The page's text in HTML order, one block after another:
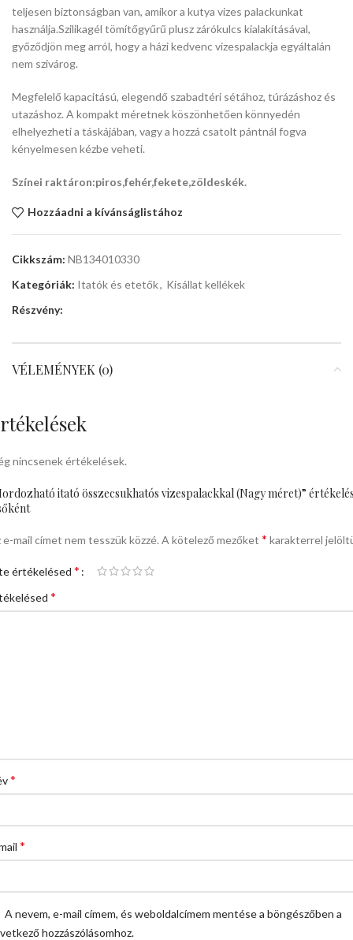
teljesen biztonságban van, amikor a kutya vizes palackunkat
használja.Szilikagél tömítőgyűrű plusz zárókulcs kialakításával,
győződjön meg arról, hogy a házi kedvenc vizespalackja egyáltalán
nem szivárog.
Megfelelő kapacitású, elegendő szabadtéri sétához, túrázáshoz és
utazáshoz. A kompakt méretnek köszönhetően könnyedén
elhelyezheti a táskájában, vagy a hozzá csatolt pántnál fogva
kényelmesen kézbe veheti.
Színei raktáron:piros,fehér,fekete,zöldeskék.
Hozzáadni a kívánságlistához
Cikkszám: NB134010330
Kategóriák: Itatók és etetők, Kisállat kellékek
Részvény:
VÉLEMÉNYEK (0)
nincsenek értékelések.
itató összecsukhatós vizespalackkal (Nagy méret)”
e-mail címet nem tesszük közzé. A kötelező mezőket * karakterrel
értékelésed *
*
*
*
A nevem, e-mail címem, és weboldalcímem mentése a böngészőben a
hozzászólásomhoz.